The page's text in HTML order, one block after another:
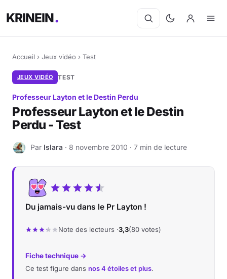
KRINEIN
Accueil › Jeux vidéo › Test
JEUX VIDÉO TEST
Professeur Layton et le Destin Perdu
Professeur Layton et le Destin
Perdu - Test
I Par Islara · 8 novembre 2010 · 7 min de lecture
Du jamais-vu dans le Pr Layton !
Note des lecteurs ·3,3(80 votes)
Fiche technique →
Ce test figure dans nos 4 étoiles et plus.